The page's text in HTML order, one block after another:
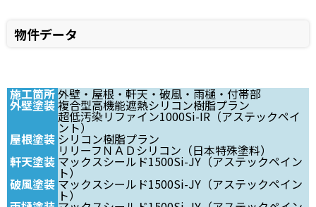
物件データ
施工箇所外壁・屋根・軒天・破風・雨樋・付帯部
外壁塗装複合型高機能遮熱シリコン樹脂プラン
超低汚染リファイン1000Si-IR（アステックペイ
ント）
屋根塗装 シリコン樹脂プラン
リリーフＮＡＤシリコン（日本特殊塗料）
軒天塗装 マックスシールド1500Si-JY（アステックペイン
ト）
破風塗装 マックスシールド1500Si-JY（アステックペイン
ト）